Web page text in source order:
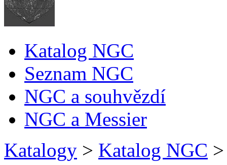
Katalog NGC
Seznam NGC
NGC a souhvězdí
NGC a Messier
Katalogy > Katalog NGC >